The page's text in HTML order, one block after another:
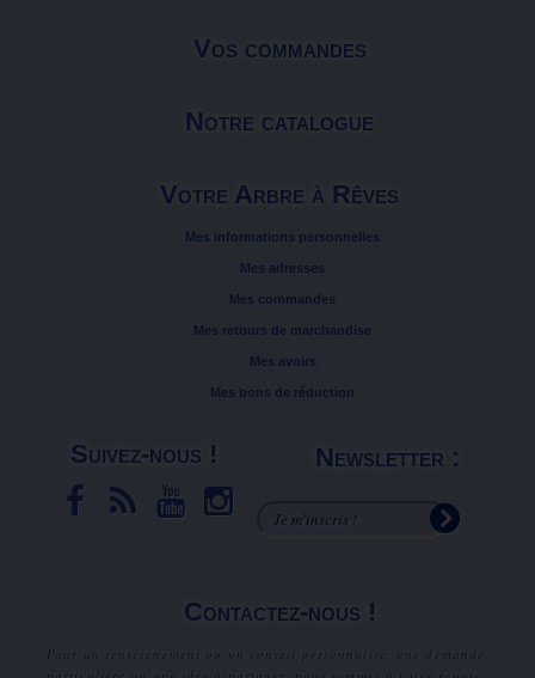
Vos commandes
Notre catalogue
Votre Arbre à Rêves
Mes informations personnelles
Mes adresses
Mes commandes
Mes retours de marchandise
Mes avoirs
Mes bons de réduction
Suivez-nous ! Newsletter :
Contactez-nous !
Pour un renseignement ou un conseil personnalisé, une demande